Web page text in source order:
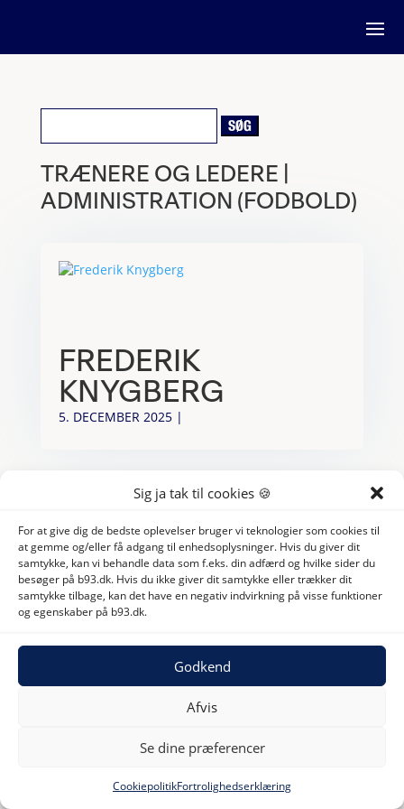
Sig ja tak til cookies 🍪
For at give dig de bedste oplevelser bruger vi teknologier som cookies til
at gemme og/eller få adgang til enhedsoplysninger. Hvis du giver dit
samtykke, kan vi behandle data som f.eks. din adfærd og hvilke sider du
besøger på b93.dk. Hvis du ikke giver dit samtykke eller trækker dit
samtykke tilbage, kan det have en negativ indvirkning på visse funktioner
og egenskaber på b93.dk.
Godkend
Afvis
Se dine præferencer
CookiepolitikFortrolighedserklæring
TRÆNERE OG LEDERE |
ADMINISTRATION (FODBOLD)
FREDERIK
KNYGBERG
5. DECEMBER 2025|